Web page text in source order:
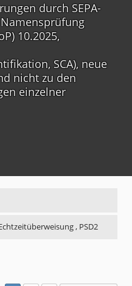
durch SEPA-
10.2025,
SCA), neue
nicht zu den
einzelner
, PSD2